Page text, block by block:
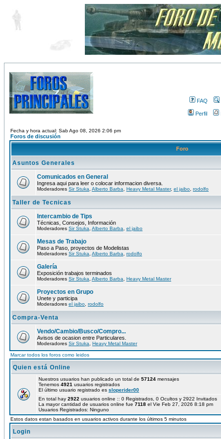
FAQ
Perfil
Fecha y hora actual: Sab Ago 08, 2026 2:06 pm
Foros de discusión
Foro
Asuntos Generales
Comunicados en General
Ingresa aqui para leer o colocar informacion diversa.
Moderadores Sir Stuka Alberto Barba Heavy Metal Master, el jaibo rodolfo
Taller de Tecnicas
Intercambio de Tips
Técnicas, Consejos, Información
Moderadores Sir Stuka Alberto Barba el jaibo
Mesas de Trabajo
Paso a Paso, proyectos de Modelistas
Moderadores Sir Stuka Alberto Barba rodolfo
Galería
Exposición trabajos terminados
Moderadores Sir Stuka Alberto Barba Heavy Metal Master
Proyectos en Grupo
Unete y participa
Moderadores el jaibo rodolfo
Compra-Venta
Vendo/Cambio/Busco/Compro...
Avisos de ocasion entre Particulares.
Moderadores Sir Stuka Heavy Metal Master
Marcar todos los foros como leidos
Quien está Online
Nuestros usuarios han publicado un total de 57124 mensajes
Tenemos 4921 usuarios registrados
El último usuario registrado es sloperider00
En total hay 2922 usuarios online :: 0 Registrados, 0 Ocultos y 2922
La mayor cantidad de usuarios online fue 7118 el Vie Feb 27, 2026 8:18 pm
Usuarios Registrados: Ninguno
Estos datos estan basados en usuarios activos durante los últimos 5 minutos
Login